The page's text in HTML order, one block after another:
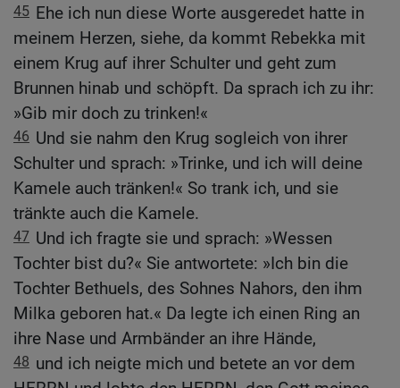
45 Ehe ich nun diese Worte ausgeredet hatte in
meinem Herzen, siehe, da kommt Rebekka mit
einem Krug auf ihrer Schulter und geht zum
Brunnen hinab und schöpft. Da sprach ich zu ihr:
»Gib mir doch zu trinken!«
46 Und sie nahm den Krug sogleich von ihrer
Schulter und sprach: »Trinke, und ich will deine
Kamele auch tränken!« So trank ich, und sie
tränkte auch die Kamele.
47 Und ich fragte sie und sprach: »Wessen
Tochter bist du?« Sie antwortete: »Ich bin die
Tochter Bethuels, des Sohnes Nahors, den ihm
Milka geboren hat.« Da legte ich einen Ring an
ihre Nase und Armbänder an ihre Hände,
48 und ich neigte mich und betete an vor dem